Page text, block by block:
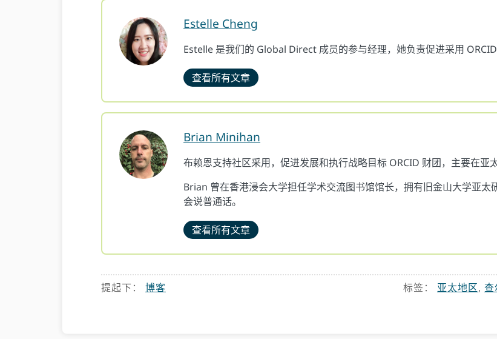
Estelle Cheng
Estelle 是我们的 Global Direct 成员的参与经理，她负责促进采用
查看所有文章
Brian Minihan
布赖恩支持社区采用，促进发展和执行战略目标 ORCID 财团，主要在亚
Brian 曾在香港浸会大学担任学术交流图书馆馆长，拥有旧金山大学亚
会说普通话。
查看所有文章
提起下： 博客 标签： 亚太地区, 查